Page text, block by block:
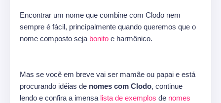
Encontrar um nome que combine com Clodo nem
sempre é fácil, principalmente quando queremos que o
nome composto seja bonito e harmônico.
Mas se você em breve vai ser mamãe ou papai e está
procurando idéias de nomes com Clodo, continue
lendo e confira a imensa lista de exemplos de nomes